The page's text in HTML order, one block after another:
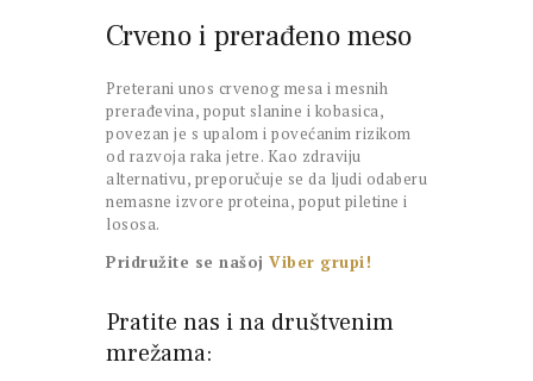
Crveno i prerađeno meso
Preterani unos crvenog mesa i mesnih
prerađevina, poput slanine i kobasica,
povezan je s upalom i povećanim rizikom
od razvoja raka jetre. Kao zdraviju
alternativu, preporučuje se da ljudi odaberu
nemasne izvore proteina, poput piletine i
lososa.
Pridružite se našoj Viber grupi!
Pratite nas i na društvenim
mrežama: